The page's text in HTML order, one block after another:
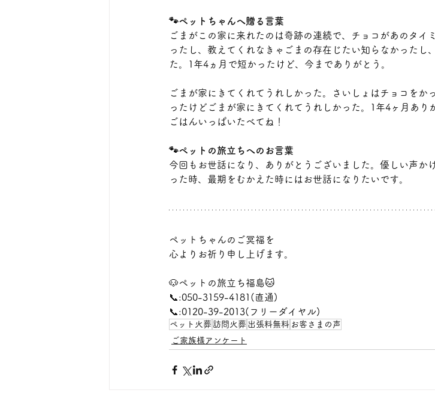
🐾ペットちゃんへ贈る言葉
ごまがこの家に来れたのは奇跡の連続で、チョコがあのタイ
ったし、教えてくれなきゃごまの存在じたい知らなかったし
た。1年4ヵ月で短かったけど、今までありがとう。
ごまが家にきてくれてうれしかった。さいしょはチョコをか
ったけどごまが家にきてくれてうれしかった。1年4ヶ月あり
ごはんいっぱいたべてね！
🐾ペットの旅立ちへのお言葉
今回もお世話になり、ありがとうございました。優しい声か
った時、最期をむかえた時にはお世話になりたいです。
ペットちゃんのご冥福を
心よりお祈り申し上げます。
🐶ペットの旅立ち福島🐱
📞:050-3159-4181(直通)
📞:0120-39-2013(フリーダイヤル)
ペット火葬 訪問火葬 出張料無料 お客さまの声
ご家族様アンケート